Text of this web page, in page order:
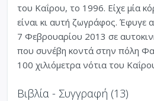
του Καΐρου, το 1996. Είχε μία
είναι κι αυτή ζωγράφος. Έφυγε
7 Φεβρουαρίου 2013 σε
που συνέβη κοντά στην πόλη
100 χιλιόμετρα νότια του
Βιβλία - Συγγραφή (13)